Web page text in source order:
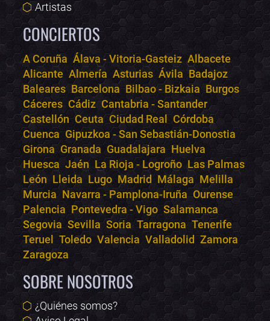
Artistas
CONCIERTOS
A Coruña Álava - Vitoria-Gasteiz Albacete
Alicante Almería Asturias Ávila Badajoz
Baleares Barcelona Bilbao - Bizkaia Burgos
Cáceres Cádiz Cantabria - Santander
Castellón Ceuta Ciudad Real Córdoba
Cuenca Gipuzkoa - San Sebastián-Donostia
Girona Granada Guadalajara Huelva
Huesca Jaén La Rioja - Logroño Las Palmas
León Lleida Lugo Madrid Málaga Melilla
Murcia Navarra - Pamplona-Iruña Ourense
Palencia Pontevedra - Vigo Salamanca
Segovia Sevilla Soria Tarragona Tenerife
Teruel Toledo Valencia Valladolid Zamora
Zaragoza
SOBRE NOSOTROS
¿Quiénes somos?
Bololoco · conciertos.club
Online · Te ayudo a encontrar conciertos